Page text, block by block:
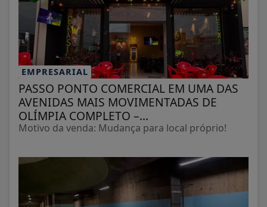
EMPRESARIAL
PASSO PONTO COMERCIAL EM UMA DAS
AVENIDAS MAIS MOVIMENTADAS DE
OLÍMPIA COMPLETO –...
Motivo da venda: Mudança para local próprio!